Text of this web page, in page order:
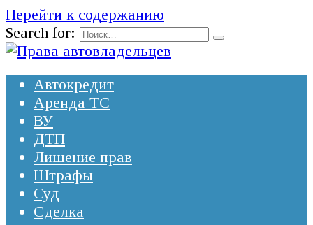
Перейти к содержанию
Search for:
Автокредит
Аренда ТС
ВУ
ДТП
Лишение прав
Штрафы
Суд
Сделка